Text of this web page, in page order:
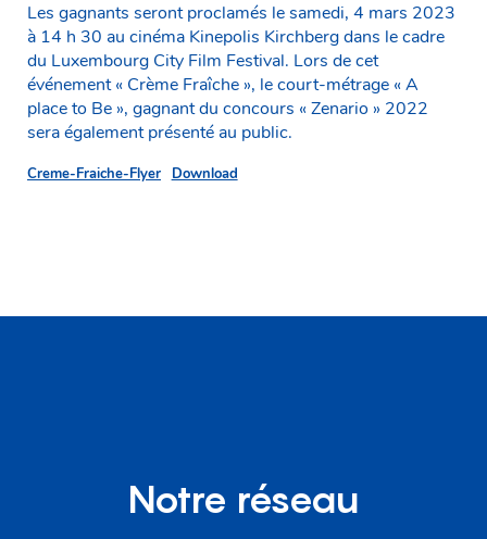
Les gagnants seront proclamés le samedi, 4 mars 2023
à 14 h 30 au cinéma Kinepolis Kirchberg dans le cadre
du Luxembourg City Film Festival. Lors de cet
événement « Crème Fraîche », le court-métrage « A
place to Be », gagnant du concours « Zenario » 2022
sera également présenté au public.
Creme-Fraiche-Flyer Download
Notre réseau